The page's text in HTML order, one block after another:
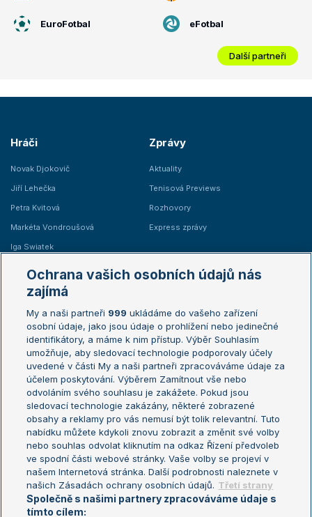
EuroFotbal eFotbal
Další partneři
Hráči
Novak Djokovič
Jiří Lehečka
Petra Kvitová
Markéta Vondroušová
Iga Swiatek
Zprávy
Aktuality
Tenisová Previews
Rozhovory
Express zprávy
Žebříčky
Žebříček ATP (muži)
Žebříček WTA (ženy)
Sázkařský žebříček
Australian Open
French Open
Wimbledon
US Open
Turnaj mistrů
Turnaj mistryň
Aktualní trendy
Fotbalové přestupy
Livesport Daily
LS Prague Open
Ochrana vašich osobních údajů nás
zajímá
My a naši partneři 999 ukládáme do vašeho zařízení
osobní údaje, jako jsou údaje o prohlížení nebo jedinečné
identifikátory, a máme k nim přístup. Výběr Souhlasím
umožňuje, aby sledovací technologie podporovaly účely
uvedené v části My a naši partneři zpracováváme údaje za
účelem poskytování. Výběrem Zamítnout vše nebo
odvoláním svého souhlasu je zakážete. Pokud jsou
sledovací technologie zakázány, některé zobrazené
obsahy a reklamy pro vás nemusí být tolik relevantní. Tuto
nabídku můžete kdykoli znovu zobrazit a změnit své volby
nebo souhlas odvolat kliknutím na odkaz Řízení předvoleb
ve spodní části webové stránky. Vaše volby se projeví v
našem Internetová stránka. Další podrobnosti naleznete v
našich Zásadách ochrany osobních údajů. Třetí strany
Společně s našimi partnery zpracováváme údaje s
tímto cílem: